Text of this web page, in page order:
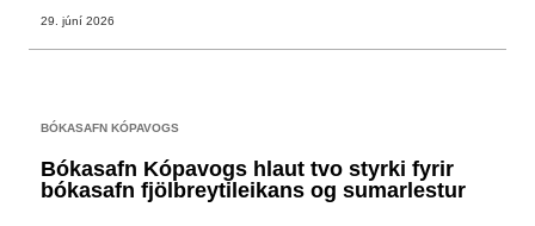
29. júní 2026
BÓKASAFN KÓPAVOGS
Bókasafn Kópavogs hlaut tvo styrki fyrir
bókasafn fjölbreytileikans og sumarlestur